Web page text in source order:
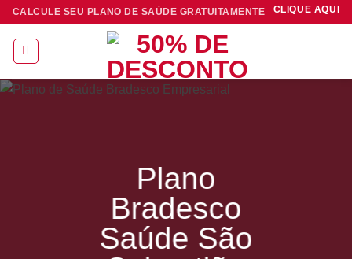
Skip
content
CALCULE SEU PLANO DE SAÚDE GRATUITAMENTE CLIQUE AQUI
Plano
Bradesco
Saúde São